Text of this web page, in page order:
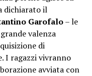
dichiarato il
Garofalo– le
valenza
di
I ragazzi vivranno
avviata con